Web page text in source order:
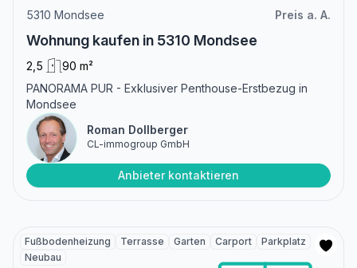
5310 Mondsee Preis a. A.
Wohnung kaufen in 5310 Mondsee
2,5
90 m²
PANORAMA PUR - Exklusiver Penthouse-Erstbezug in
Mondsee
Roman Dollberger
CL-immogroup GmbH
Anbieter kontaktieren
Fußbodenheizung Terrasse Garten Carport
Parkplatz
Neubau